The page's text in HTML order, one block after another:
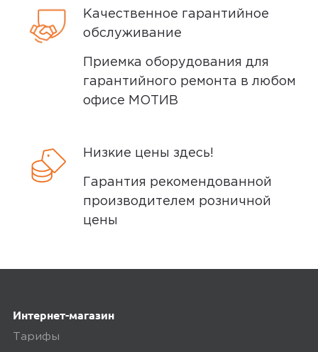
Качественное гарантийное
обслуживание
Приемка оборудования для
гарантийного ремонта в любом
офисе МОТИВ
Низкие цены здесь!
Гарантия рекомендованной
производителем розничной
цены
Интернет-магазин
Тарифы